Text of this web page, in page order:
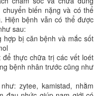
biến nặng và có thể
Hiện bệnh vẫn có thể được
sau:
bị căn bệnh và mắc sốt
thực chữa trị các vết loét
bệnh nhân trước cũng như
zytee, kamistad, nhằm